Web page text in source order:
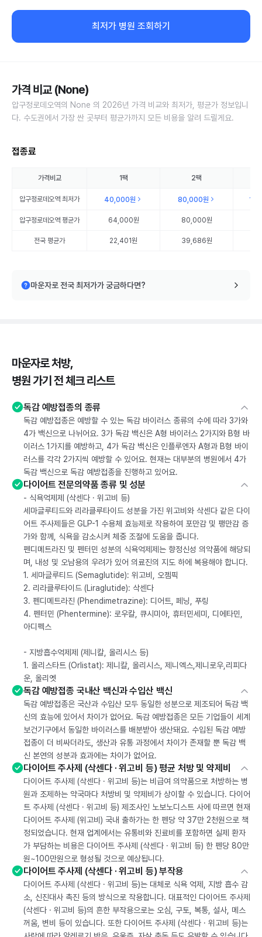
최저가 병원 조회하기
가격 비교 (None)
압구정로데오역의 None 의 2026년 가격 비교와 최저가, 평균가 정보입니
다. 수도권에서 가장 싼 곳부터 평균가까지 모든 비용을 알려 드릴게요.
접종료
가격비교 1팩 2팩
압구정로데오역 최저가 40,000원 80,000원
압구정로데오역 평균가 64,000원 80,000원
전국 평균가 22,401원 39,686원
마운자로 전국 최저가가 궁금하다면?
마운자로 처방,
병원 가기 전 체크 리스트
독감 예방접종의 종류
독감 예방접종은 예방할 수 있는 독감 바이러스 종류의 수에 따라 3가와
4가 백신으로 나뉘어요. 3가 독감 백신은 A형 바이러스 2가지와 B형 바
이러스 1가지를 예방하고, 4가 독감 백신은 인플루엔자 A형과 B형 바이
러스를 각각 2가지씩 예방할 수 있어요. 현재는 대부분의 병원에서 4가
독감 백신으로 독감 예방접종을 진행하고 있어요.
다이어트 전문의약품 종류 및 성분
- 식욕억제제 (삭센다 · 위고비 등)
세마글루티드와 리라클루타이드 성분을 가진 위고비와 삭센다 같은 다이
어트 주사제들은 GLP-1 수용체 효능제로 작용하여 포만감 및 팽만감 증
가와 함께, 식욕을 감소시켜 체중 조절에 도움을 줍니다.
펜디메트라진 및 펜터민 성분의 식욕억제제는 향정신성 의약품에 해당되
며, 내성 및 오남용의 우려가 있어 의료진의 지도 하에 복용해야 합니다.
1. 세마글루티드 (Semaglutide): 위고비, 오젬픽
2. 리라클루타이드 (Liraglutide): 삭센다
3. 펜디메트라진 (Phendimetrazine): 디어트, 페닝, 푸링
4. 펜터민 (Phentermine): 로우칼, 큐시미아, 휴터민세미, 디에타민,
아디펙스
- 지방흡수억제제 (제니칼, 올리시스 등)
1. 올리스타트 (Orlistat): 제니칼, 올리시스, 제니엑스,제니로우,리피다
운, 올리엣
독감 예방접종 국내산 백신과 수입산 백신
독감 예방접종은 국산과 수입산 모두 동일한 성분으로 제조되어 독감 백
신의 효능에 있어서 차이가 없어요. 독감 예방접종은 모든 기업들이 세계
보건기구에서 동일한 바이러스를 배분받아 생산돼요. 수입된 독감 예방
접종이 더 비싸더라도, 생산과 유통 과정에서 차이가 존재할 뿐 독감 백
신 본연의 성분과 효과에는 차이가 없어요.
다이어트 주사제 (삭센다 · 위고비 등) 평균 처방 및 약제비
다이어트 주사제 (삭센다 · 위고비 등)는 비급여 의약품으로 처방하는 병
원과 조제하는 약국마다 처방비 및 약제비가 상이할 수 있습니다. 다이어
트 주사제 (삭센다 · 위고비 등) 제조사인 노보노디스트 사에 따르면 현재
다이어트 주사제 (위고비) 국내 출하가는 한 펜당 약 37만 2천원으로 책
정되었습니다. 현재 업계에서는 유통비와 진료비를 포함하면 실제 환자
가 부담하는 비용은 다이어트 주사제 (삭센다 · 위고비 등) 한 펜당 80만
원~100만원으로 형성될 것으로 예상됩니다.
다이어트 주사제 (삭센다 · 위고비 등) 부작용
다이어트 주사제 (삭센다 · 위고비 등)는 대체로 식욕 억제, 지방 흡수 감
소, 신진대사 촉진 등의 방식으로 작용합니다. 대표적인 다이어트 주사제
(삭센다 · 위고비 등)의 흔한 부작용으로는 오심, 구토, 복통, 설사, 메스
꺼움, 변비 등이 있습니다. 또한 다이어트 주사제 (삭센다 · 위고비 등)는